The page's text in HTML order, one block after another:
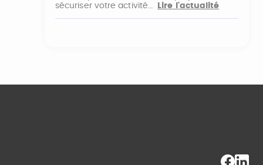
sécuriser votre activité…
Lire l'actualité